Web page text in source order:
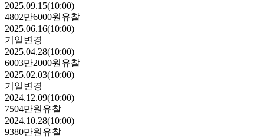
2025.09.15(10:00)
4802만6000원 유찰
2025.06.16(10:00)
기일변경
2025.04.28(10:00)
6003만2000원 유찰
2025.02.03(10:00)
기일변경
2024.12.09(10:00)
7504만원 유찰
2024.10.28(10:00)
9380만원 유찰